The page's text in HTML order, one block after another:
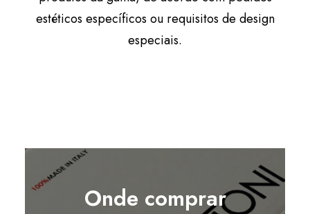
estéticos específicos ou requisitos de design
especiais.
Onde comprar